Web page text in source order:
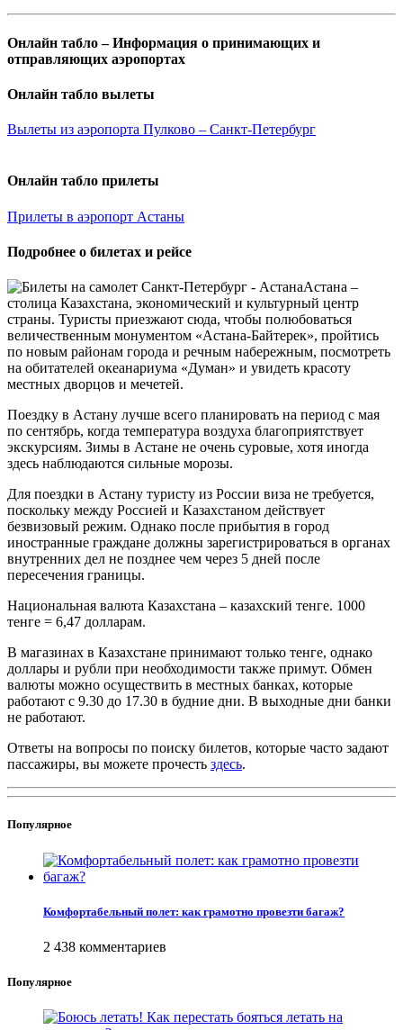
Онлайн табло – Информация о принимающих и
отправляющих аэропортах
Онлайн табло вылеты
Вылеты из аэропорта Пулково – Санкт-Петербург
Онлайн табло прилеты
Прилеты в аэропорт Астаны
Подробнее о билетах и рейсе
Астана –
столица Казахстана, экономический и культурный центр
страны. Туристы приезжают сюда, чтобы полюбоваться
величественным монументом «Астана-Байтерек», пройтись
по новым районам города и речным набережным, посмотреть
на обитателей океанариума «Думан» и увидеть красоту
местных дворцов и мечетей.
Поездку в Астану лучше всего планировать на период с мая
по сентябрь, когда температура воздуха благоприятствует
экскурсиям. Зимы в Астане не очень суровые, хотя иногда
здесь наблюдаются сильные морозы.
Для поездки в Астану туристу из России виза не требуется,
поскольку между Россией и Казахстаном действует
безвизовый режим. Однако после прибытия в город
иностранные граждане должны зарегистрироваться в органах
внутренних дел не позднее чем через 5 дней после
пересечения границы.
Национальная валюта Казахстана – казахский тенге. 1000
тенге = 6,47 долларам.
В магазинах в Казахстане принимают только тенге, однако
доллары и рубли при необходимости также примут. Обмен
валюты можно осуществить в местных банках, которые
работают с 9.30 до 17.30 в будние дни. В выходные дни банки
не работают.
Ответы на вопросы по поиску билетов, которые часто задают
пассажиры, вы можете прочесть здесь.
Популярное
Комфортабельный полет: как грамотно провезти багаж?
2 438 комментариев
Популярное